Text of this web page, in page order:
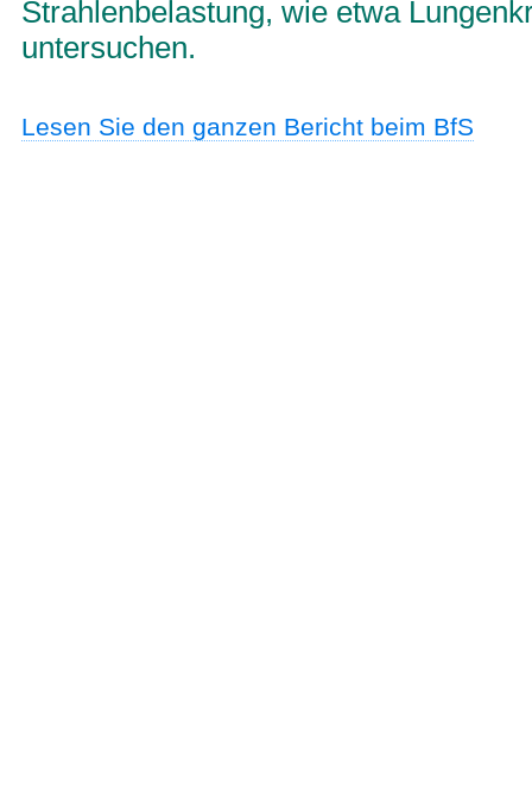
Strahlenbelastung, wie etwa
untersuchen.
Lesen Sie den ganzen Bericht beim BfS